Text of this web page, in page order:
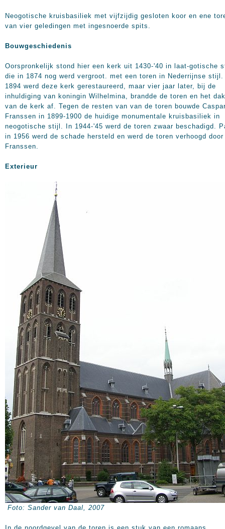
Neogotische kruisbasiliek met vijfzijdig gesloten koor en ene
van vier geledingen met ingesnoerde spits.
Bouwgeschiedenis
Oorspronkelijk stond hier een kerk uit 1430-'40 in laat-gotische
die in 1874 nog werd vergroot. met een toren in Nederrijnse
1894 werd deze kerk gerestaureerd, maar vier jaar later, bij de
inhuldiging van koningin Wilhelmina, brandde de toren en het dak
van de kerk af. Tegen de resten van van de toren bouwde
Franssen in 1899-1900 de huidige monumentale kruisbasiliek in
neogotische stijl. In 1944-'45 werd de toren zwaar beschadigd.
in 1956 werd de schade hersteld en werd de toren verhoogd
Franssen.
Exterieur
Foto: Sander van Daal, 2007